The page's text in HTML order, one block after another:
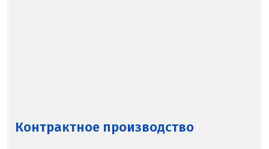
Контрактное производство